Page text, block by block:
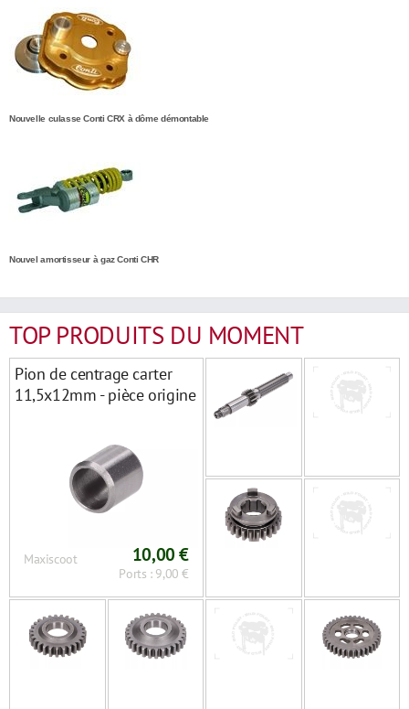
Nouvelle culasse Conti CRX à dôme démontable
Nouvel amortisseur à gaz Conti CHR
TOP PRODUITS DU MOMENT
Pion de centrage carter
11,5x12mm - pièce origine
Maxiscoot 10,00 €
Ports : 9,00 €